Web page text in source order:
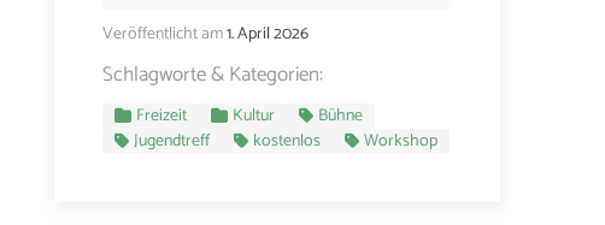
Veröffentlicht am1. April 2026
Schlagworte & Kategorien:
Freizeit Kultur
Bühne
Jugendtreff
kostenlos Workshop